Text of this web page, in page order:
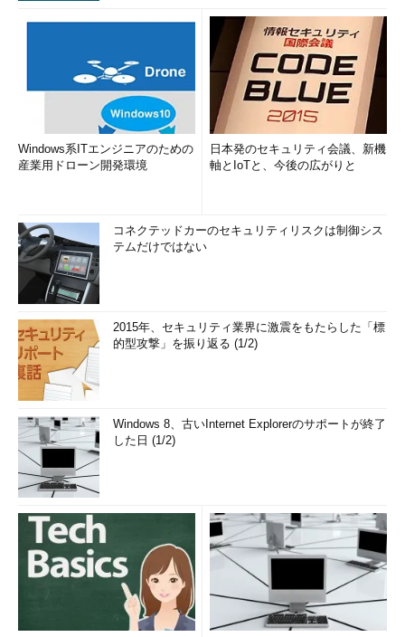
Windows系ITエンジニアのための
産業用ドローン開発環境
日本発のセキュリティ会議、新機
軸とIoTと、今後の広がりと
コネクテッドカーのセキュリティリスクは制御シス
テムだけではない
2015年、セキュリティ業界に激震をもたらした「標
的型攻撃」を振り返る (1/2)
Windows 8、古いInternet Explorerのサポートが終了
した日 (1/2)